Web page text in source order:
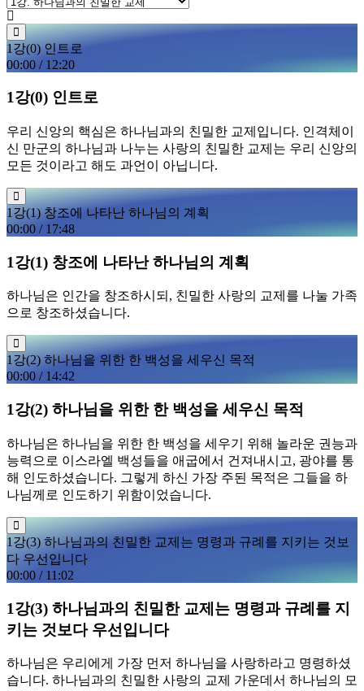
1강(0) 인트로
00:00 / 12:20
1강(0) 인트로
우리 신앙의 핵심은 하나님과의 친밀한 교제입니다. 인격체이
신 만군의 하나님과 나누는 사랑의 친밀한 교제는 우리 신앙의
모든 것이라고 해도 과언이 아닙니다.
1강(1) 창조에 나타난 하나님의 계획
00:00 / 17:48
1강(1) 창조에 나타난 하나님의 계획
하나님은 인간을 창조하시되, 친밀한 사랑의 교제를 나눌 가족
으로 창조하셨습니다.
1강(2) 하나님을 위한 한 백성을 세우신 목적
00:00 / 14:42
1강(2) 하나님을 위한 한 백성을 세우신 목적
하나님은 하나님을 위한 한 백성을 세우기 위해 놀라운 권능과
능력으로 이스라엘 백성들을 애굽에서 건져내시고, 광야를 통
해 인도하셨습니다. 그렇게 하신 가장 주된 목적은 그들을 하
나님께로 인도하기 위함이었습니다.
1강(3) 하나님과의 친밀한 교제는 명령과 규례를 지키는 것보
다 우선입니다
00:00 / 11:02
1강(3) 하나님과의 친밀한 교제는 명령과 규례를 지
키는 것보다 우선입니다
하나님은 우리에게 가장 먼저 하나님을 사랑하라고 명령하셨
습니다. 하나님과의 친밀한 사랑의 교제 가운데서 하나님의 모